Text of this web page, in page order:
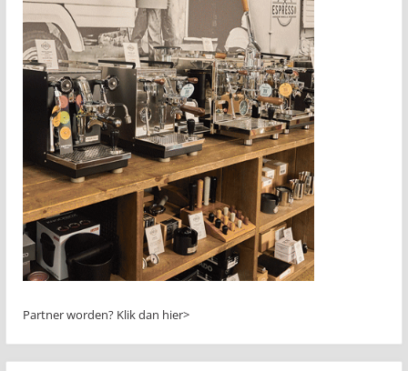
Partner worden? Klik dan hier>